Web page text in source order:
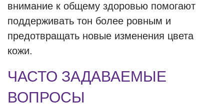
внимание к общему здоровью помогают
поддерживать тон более ровным и
предотвращать новые изменения цвета
кожи.
ЧАСТО ЗАДАВАЕМЫЕ
ВОПРОСЫ